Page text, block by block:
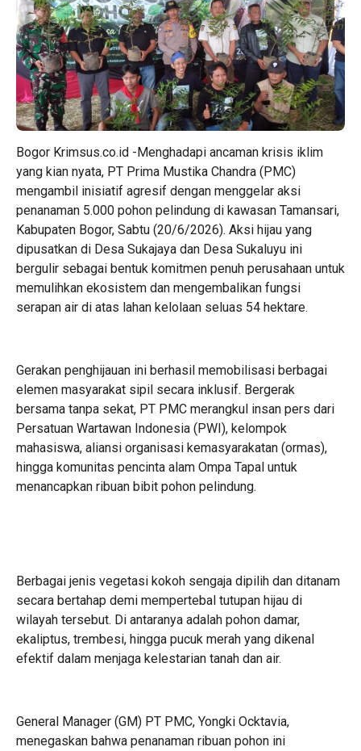
Bogor Krimsus.co.id -Menghadapi ancaman krisis iklim
yang kian nyata, PT Prima Mustika Chandra (PMC)
mengambil inisiatif agresif dengan menggelar aksi
penanaman 5.000 pohon pelindung di kawasan Tamansari,
Kabupaten Bogor, Sabtu (20/6/2026). Aksi hijau yang
dipusatkan di Desa Sukajaya dan Desa Sukaluyu ini
bergulir sebagai bentuk komitmen penuh perusahaan untuk
memulihkan ekosistem dan mengembalikan fungsi
serapan air di atas lahan kelolaan seluas 54 hektare.
Gerakan penghijauan ini berhasil memobilisasi berbagai
elemen masyarakat sipil secara inklusif. Bergerak
bersama tanpa sekat, PT PMC merangkul insan pers dari
Persatuan Wartawan Indonesia (PWI), kelompok
mahasiswa, aliansi organisasi kemasyarakatan (ormas),
hingga komunitas pencinta alam Ompa Tapal untuk
menancapkan ribuan bibit pohon pelindung.
Berbagai jenis vegetasi kokoh sengaja dipilih dan ditanam
secara bertahap demi mempertebal tutupan hijau di
wilayah tersebut. Di antaranya adalah pohon damar,
ekaliptus, trembesi, hingga pucuk merah yang dikenal
efektif dalam menjaga kelestarian tanah dan air.
General Manager (GM) PT PMC, Yongki Ocktavia,
menegaskan bahwa penanaman ribuan pohon ini